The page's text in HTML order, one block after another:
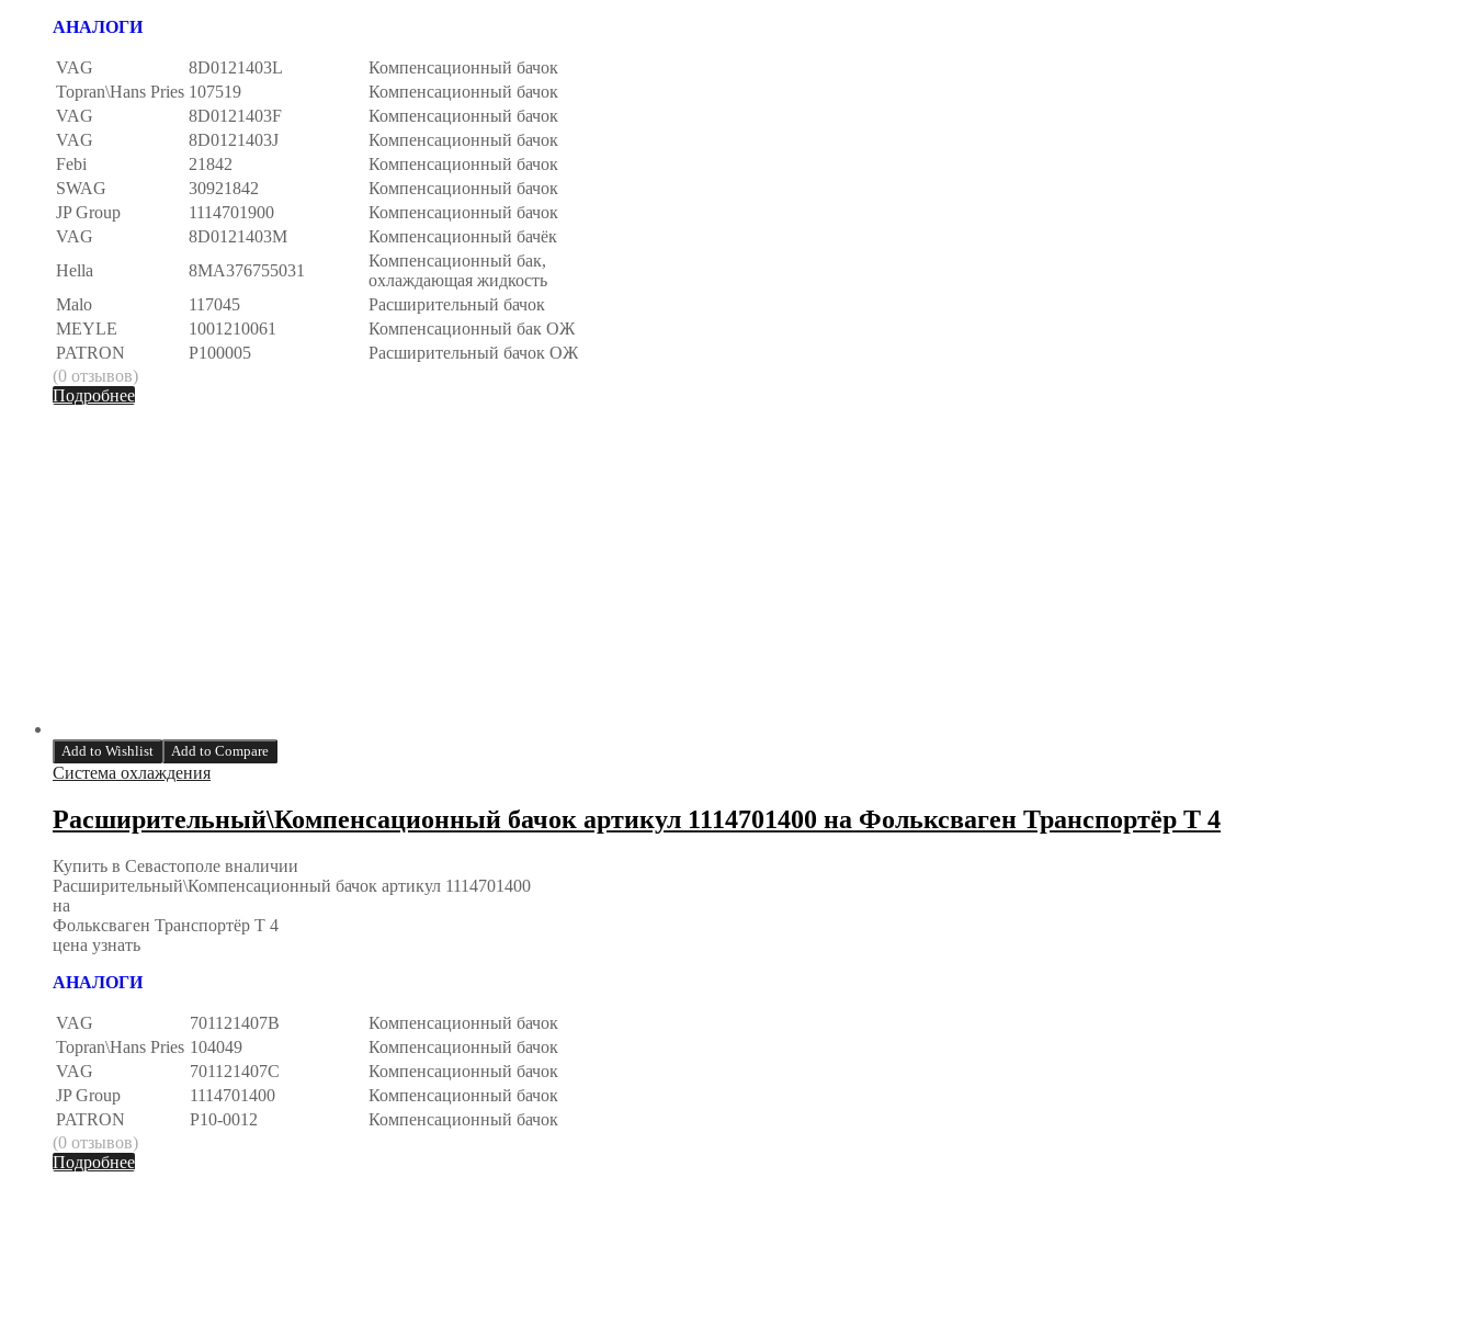
АНАЛОГИ
VAG 8D0121403L
Компенсационный бачок
Topran\Hans Pries 107519
Компенсационный бачок
VAG
8D0121403F
Компенсационный бачок
VAG
8D0121403J
Компенсационный бачок
Febi
21842
Компенсационный бачок
SWAG
30921842
Компенсационный бачок
JP Group
1114701900
Компенсационный бачок
VAG
8D0121403M
Компенсационный бачёк
Hella
8MA376755031
Компенсационный бак,
охлаждающая жидкость
Malo
117045
Расширительный бачок
MEYLE
1001210061
Компенсационный бак ОЖ
PATRON
P100005
Расширительный бачок ОЖ
(0 отзывов)
Подробнее
Add to Wishlist Add to Compare
Система охлаждения
Расширительный\Компенсационный бачок артикул 1114701400 на Фольксваген Транспортёр Т 4
Купить в Севастополе вналичии
Расширительный\Компенсационный бачок артикул 1114701400
на
Фольксваген Транспортёр Т 4
цена узнать
АНАЛОГИ
VAG 701121407B
Компенсационный бачок
Topran\Hans Pries 104049
Компенсационный бачок
VAG
701121407C
Компенсационный бачок
JP Group
1114701400
Компенсационный бачок
PATRON
P10-0012
Компенсационный бачок
(0 отзывов)
Подробнее